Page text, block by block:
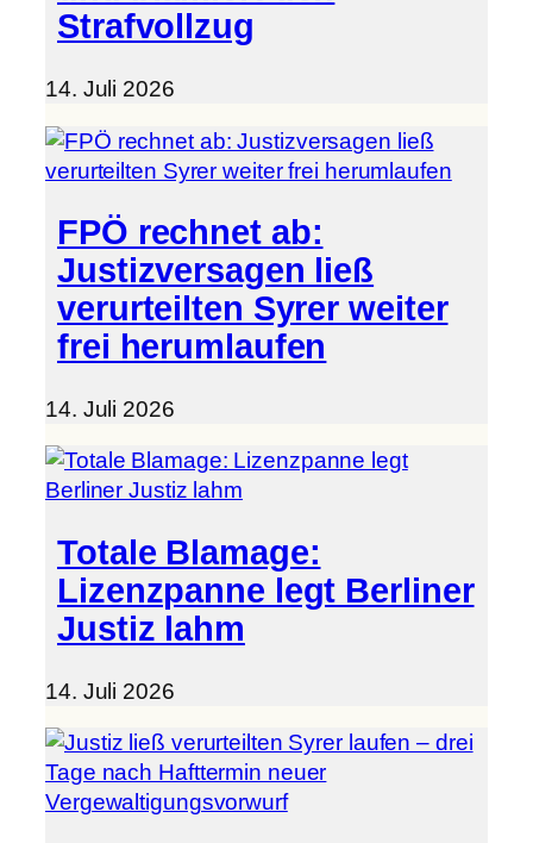
Strafvollzug
14. Juli 2026
FPÖ rechnet ab:
Justizversagen ließ
verurteilten Syrer weiter
frei herumlaufen
14. Juli 2026
Totale Blamage:
Lizenzpanne legt Berliner
Justiz lahm
14. Juli 2026